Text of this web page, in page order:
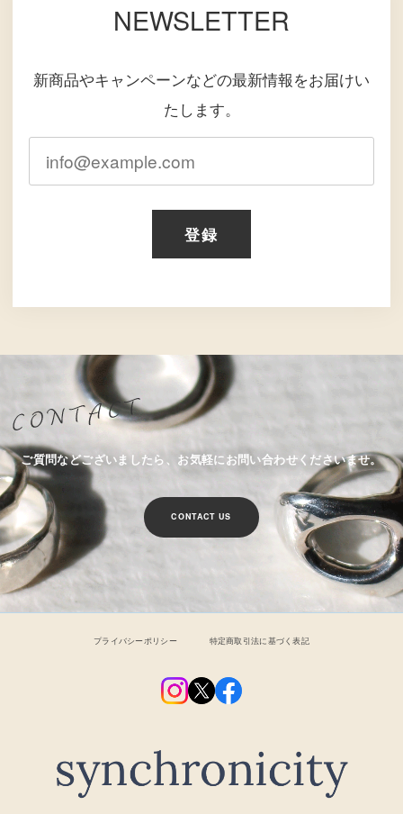
NEWSLETTER
新商品やキャンペーンなどの最新情報をお届けい
たします。
登録
ご質問などございましたら、お気軽にお問い合わせくださいませ。
CONTACT US
プライバシーポリシー 特定商取引法に基づく表記